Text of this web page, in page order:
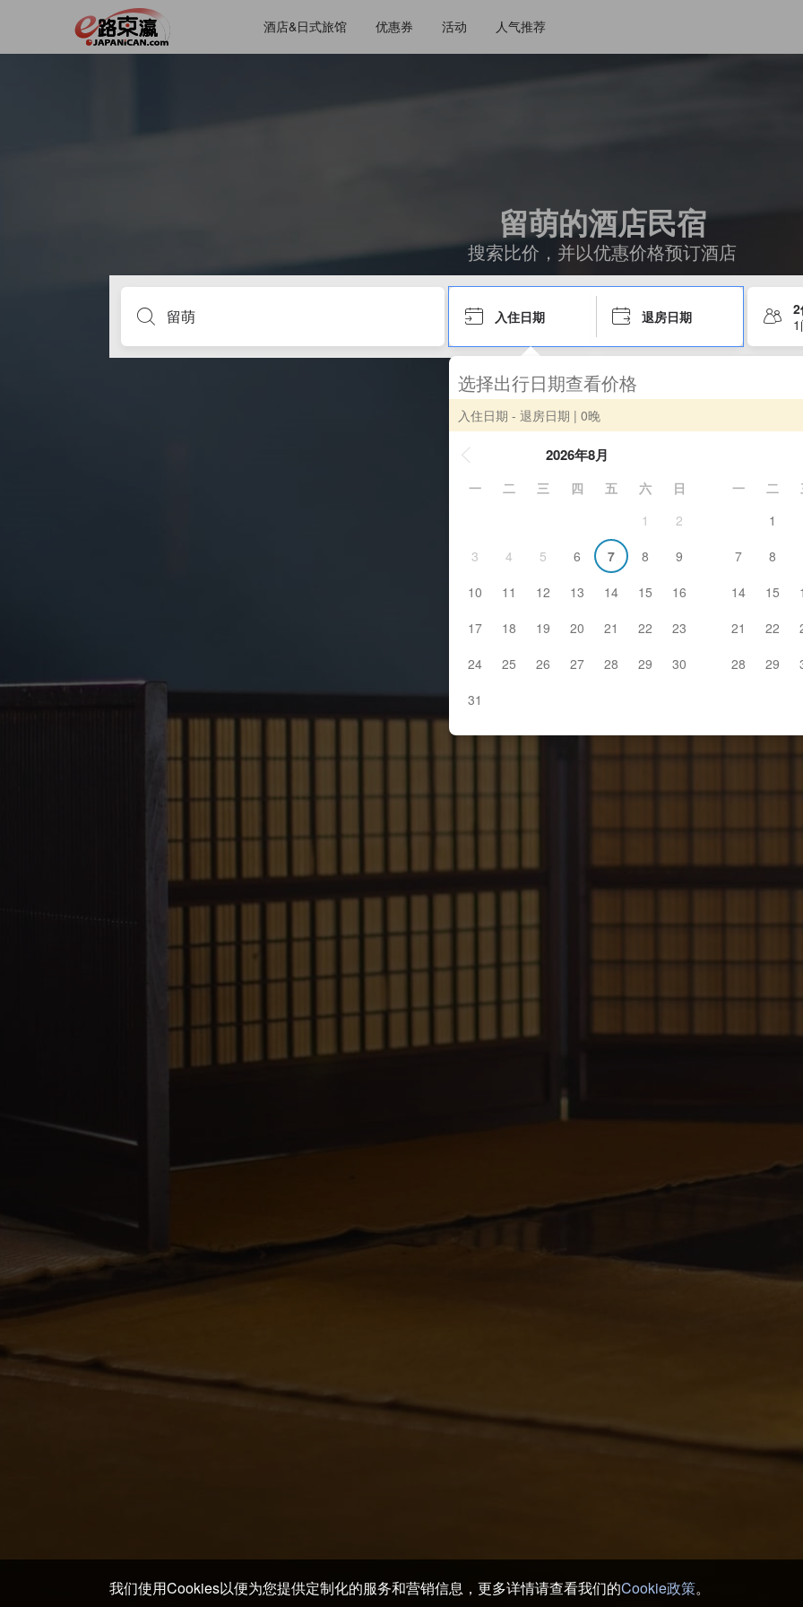
酒店&日式旅馆 优惠券 活动 人气推荐
留萌的酒店民宿
搜索比价，并以优惠价格预订酒店
入住日期 退房日期
选择出行日期查看价格
入住日期 - 退房日期 | 0晚
2026年8月
一 二 三 四 五 六
日
1
2
3
4 5 6 7 8
9
10
11 12 13 14 15
16
17
18 19 20 21 22
23
24
25 26 27 28 29
30
31
一 二
1
7
8
14
15
21
22
28
29
我们使用Cookies以便为您提供定制化的服务和营销信息，更多详情请查看我们的Cookie政策。